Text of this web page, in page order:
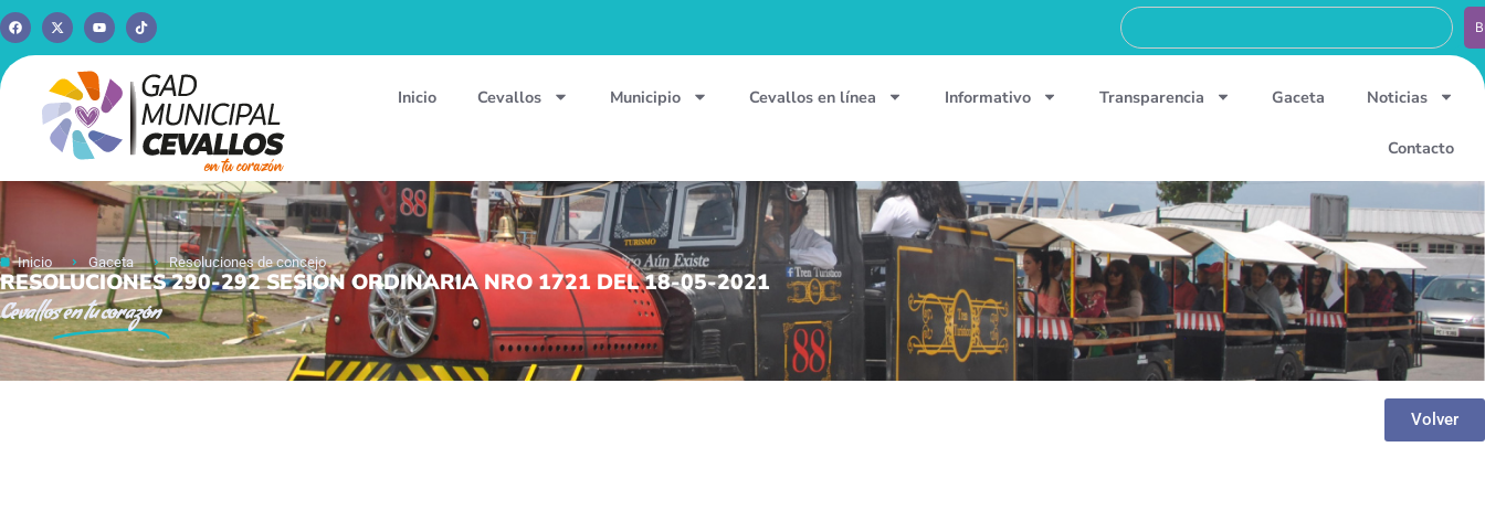
Inicio Cevallos Municipio Cevallos en línea Informativo Transparencia Gaceta Noticias
Contacto
Inicio Gaceta Resoluciones de concejo
RESOLUCIONES 290-292 SESION ORDINARIA NRO 1721 DEL 18-05-2021
Cevallosen tu corazón
Volver